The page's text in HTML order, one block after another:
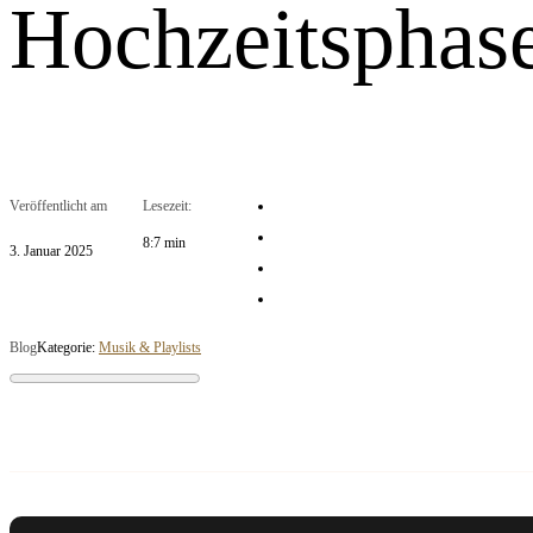
Veröffentlicht am
3. Januar 2025
Lesezeit:
8:7 min
BlogKategorie: Musik & Playlists